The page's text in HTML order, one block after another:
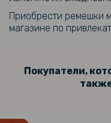
Металлический ремешок
9 / 8
USB кабель-
Приобрести ремешки
магазине по
Покупатели,